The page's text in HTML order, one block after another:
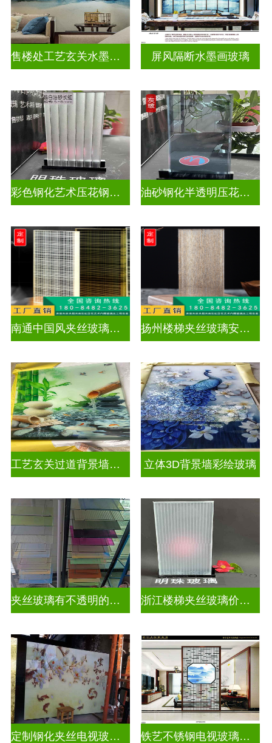
售楼处工艺玄关水墨山水画玻璃 屏风隔断水墨画玻璃
彩色钢化艺术压花钢化玻璃 油砂钢化半透明压花玻璃
南通中国风夹丝玻璃销售 扬州楼梯夹丝玻璃安装电话
工艺玄关过道背景墙画UV打印加工 立体3D背景墙彩绘玻璃
夹丝玻璃有不透明的吗为什么 浙江楼梯夹丝玻璃价钱多少一平
定制钢化夹丝电视玻璃背景墙 铁艺不锈钢电视玻璃背景墙